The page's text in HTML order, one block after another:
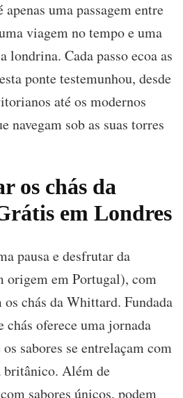
uma passagem entre
viagem no tempo e uma
londrina. Cada passo ecoa as
ponte testemunhou, desde
até os modernos
navegam sob as suas torres
os chás da
em Londres
pausa e desfrutar da
origem em Portugal), com
chás da Whittard. Fundada
chás oferece uma jornada
sabores se entrelaçam com
britânico. Além de
sabores únicos, podem